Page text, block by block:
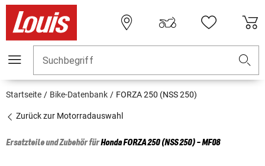
Suchbegriff
Startseite Bike-Datenbank FORZA 250 (NSS 250)
Zurück zur Motorradauswahl
Ersatzteile und Zubehör fürHondaFORZA 250 (NSS 250) - MF08